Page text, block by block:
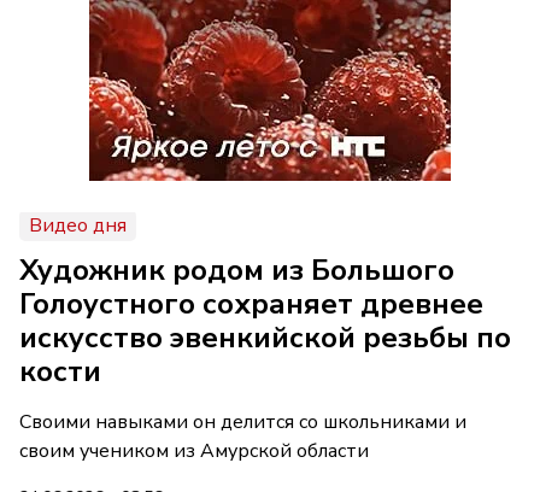
Видео дня
Художник родом из Большого
Голоустного сохраняет древнее
искусство эвенкийской резьбы по
кости
Своими навыками он делится со школьниками и
своим учеником из Амурской области